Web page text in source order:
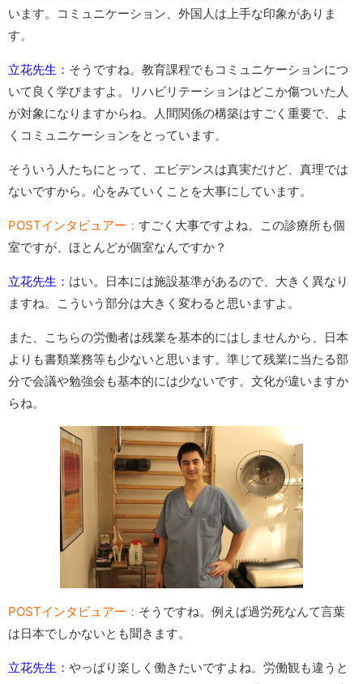
います。コミュニケーション、外国人は上手な印象がありま
す。
立花先生： そうですね。教育課程でもコミュニケーションにつ
いて良く学びますよ。リハビリテーションはどこか傷ついた人
が対象になりますからね。人間関係の構築はすごく重要で、よ
くコミュニケーションをとっています。
そういう人たちにとって、エビデンスは真実だけど、真理では
ないですから。心をみていくことを大事にしています。
POSTインタビュアー： すごく大事ですよね。この診療所も個
室ですが、ほとんどが個室なんですか？
立花先生： はい。日本には施設基準があるので、大きく異なり
ますね。こういう部分は大きく変わると思いますよ。
また、こちらの労働者は残業を基本的にはしませんから、日本
よりも書類業務等も少ないと思います。準じて残業に当たる部
分で会議や勉強会も基本的には少ないです。文化が違いますか
らね。
POSTインタビュアー： そうですね。例えば過労死なんて言葉
は日本でしかないとも聞きます。
立花先生： やっぱり楽しく働きたいですよね。労働観も違うと